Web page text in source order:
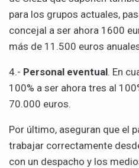
para los grupos actuales,
concejal a ser ahora 1600
más de 11.500 euros
4.- Personal eventual. En
100% a ser ahora tres al
70.000 euros.
Por último, aseguran que el
trabajar correctamente
con un despacho y los